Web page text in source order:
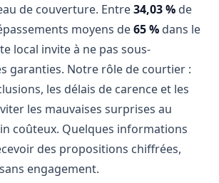
de couverture. Entre34,03 % de
moyens de65 % dans le
local invite à ne pas sous-
garanties. Notre rôle de courtier :
les délais de carence et les
les mauvaises surprises au
coûteux. Quelques informations
des propositions chiffrées,
engagement.